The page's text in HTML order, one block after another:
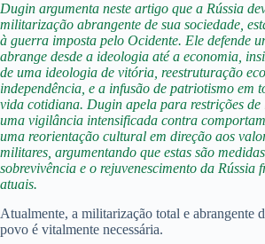
Dugin argumenta neste artigo que a Rússia
militarização abrangente de sua sociedade,
à guerra imposta pelo Ocidente. Ele defende
abrange desde a ideologia até a economia,
de uma ideologia de vitória, reestruturação
independência, e a infusão de patriotismo em
vida cotidiana. Dugin apela para restrições de
uma vigilância intensificada contra
uma reorientação cultural em direção aos
militares, argumentando que estas são
sobrevivência e o rejuvenescimento da Rússia
atuais.
Atualmente, a militarização total e abrangente
povo é vitalmente necessária.